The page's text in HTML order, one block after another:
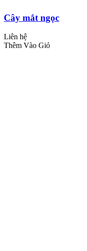
Cây mắt ngọc
Liên hệ
Thêm Vào Giỏ